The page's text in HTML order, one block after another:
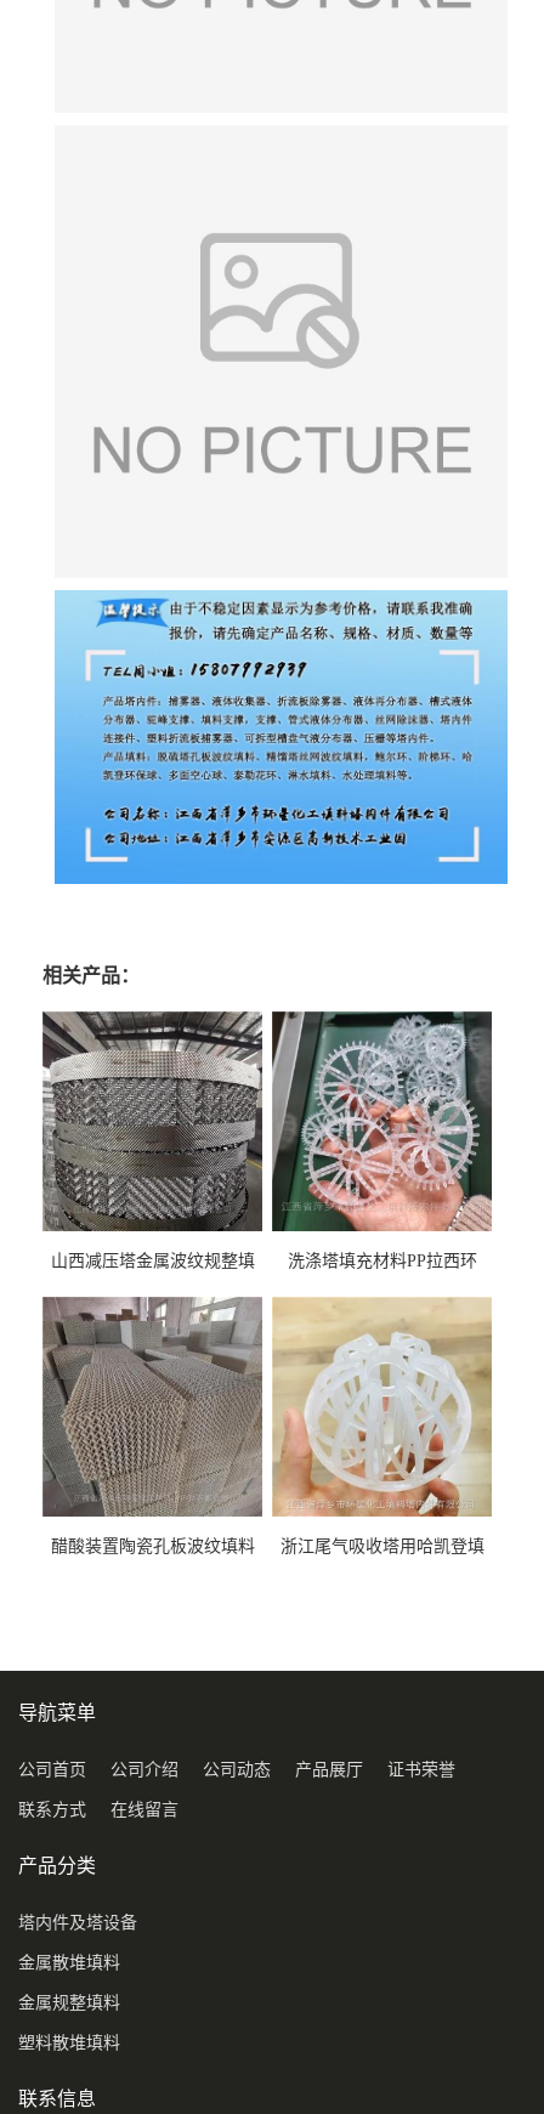
相关产品：
山西减压塔金属波纹规整填
料
洗涤塔填充材料PP拉西环
醋酸装置陶瓷孔板波纹填料
浙江尾气吸收塔用哈凯登填
导航菜单
公司首页 公司介绍 公司动态 产品展厅 证书荣誉
联系方式 在线留言
产品分类
塔内件及塔设备
金属散堆填料
金属规整填料
塑料散堆填料
联系信息